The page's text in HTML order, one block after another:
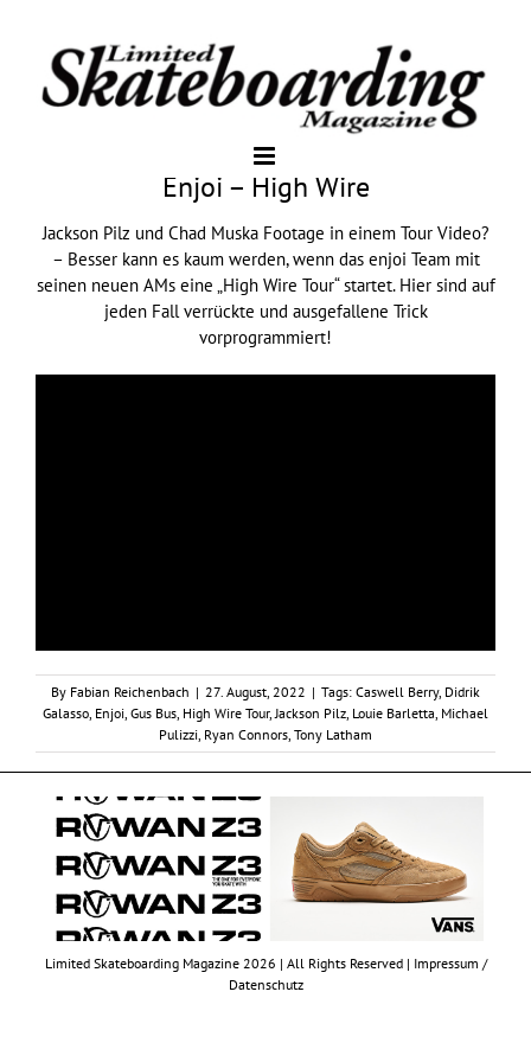
Enjoi – High Wire
Jackson Pilz und Chad Muska Footage in einem Tour Video?
– Besser kann es kaum werden, wenn das enjoi Team mit
seinen neuen AMs eine „High Wire Tour“ startet. Hier sind auf
jeden Fall verrückte und ausgefallene Trick
vorprogrammiert!
By Fabian Reichenbach | 27. August, 2022 | Tags: Caswell Berry, Didrik
Galasso Enjoi Gus Bus High Wire Tour, Jackson Pilz Louie Barletta Michael
Pulizzi Ryan Connors Tony Latham
Limited Skateboarding Magazine 2026 | All Rights Reserved | Impressum /
Datenschutz